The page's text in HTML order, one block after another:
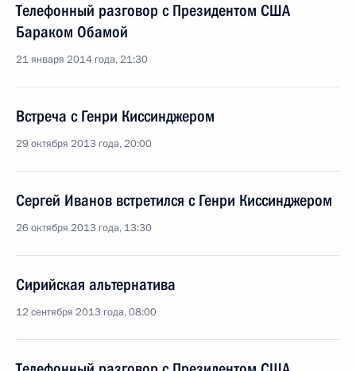
Телефонный разговор с Президентом США
Бараком Обамой
21 января 2014 года, 21:30
Встреча с Генри Киссинджером
29 октября 2013 года, 20:00
Сергей Иванов встретился с Генри Киссинджером
26 октября 2013 года, 13:30
Сирийская альтернатива
12 сентября 2013 года, 08:00